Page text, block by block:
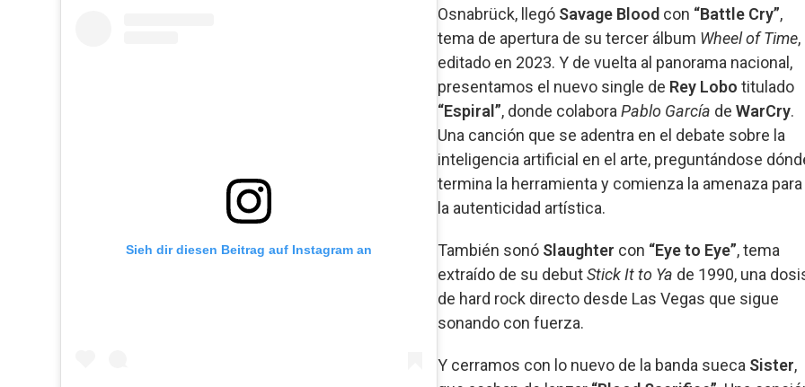
Sieh dir diesen Beitrag auf Instagram an
Osnabrück, llegó Savage Blood con “Battle Cry”,
tema de apertura de su tercer álbum Wheel of Time,
editado en 2023. Y de vuelta al panorama nacional,
presentamos el nuevo single de Rey Lobo titulado
“Espiral”, donde colaboraPablo García deWarCry.
Una canción que se adentra en el debate sobre la
inteligencia artificial en el arte, preguntándose
termina la herramienta y comienza la amenaza para
la autenticidad artística.
También sonó Slaughter con “Eye to Eye”, tema
extraído de su debutStick It to Ya de 1990, una
de hard rock directo desde Las Vegas que sigue
sonando con fuerza.
Y cerramos con lo nuevo de la banda sueca Sister,